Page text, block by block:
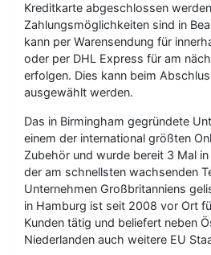
Kreditkarte abgeschlossen
Zahlungsmöglichkeiten sind in
kann per Warensendung für
oder per DHL Express für am
erfolgen. Dies kann beim
ausgewählt werden.
Das in Birmingham gegründete
einem der international größten
Zubehör und wurde bereit 3 Mal
der am schnellsten wachsenden
Unternehmen Großbritanniens
in Hamburg ist seit 2008 vor Ort
Kunden tätig und beliefert neben
Niederlanden auch weitere EU